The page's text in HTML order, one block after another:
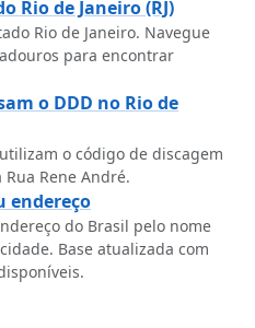
Rio de Janeiro (RJ)
Rio de Janeiro. Navegue
para encontrar
o DDD no Rio de
o código de discagem
Rene André.
endereço
do Brasil pelo nome
Base atualizada com